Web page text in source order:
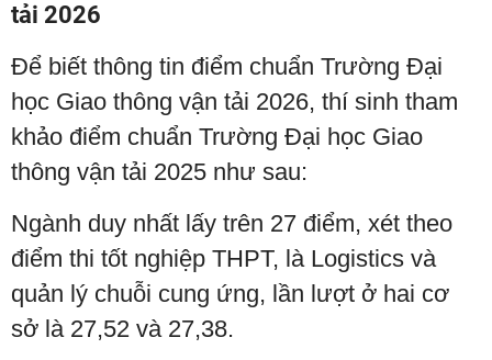
tải 2026
Để biết thông tin điểm chuẩn Trường Đại
học Giao thông vận tải 2026, thí sinh tham
khảo điểm chuẩn Trường Đại học Giao
thông vận tải 2025 như sau:
Ngành duy nhất lấy trên 27 điểm, xét theo
điểm thi tốt nghiệp THPT, là Logistics và
quản lý chuỗi cung ứng, lần lượt ở hai cơ
sở là 27,52 và 27,38.